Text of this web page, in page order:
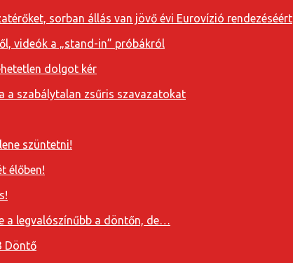
sorban állás van jövő évi Eurovízió rendezéséért
videók a „stand-in” próbákról
dolgot kér
a szabálytalan zsűris szavazatokat
szüntetni!
élőben!
a legvalószínűbb a döntőn, de…
Döntő